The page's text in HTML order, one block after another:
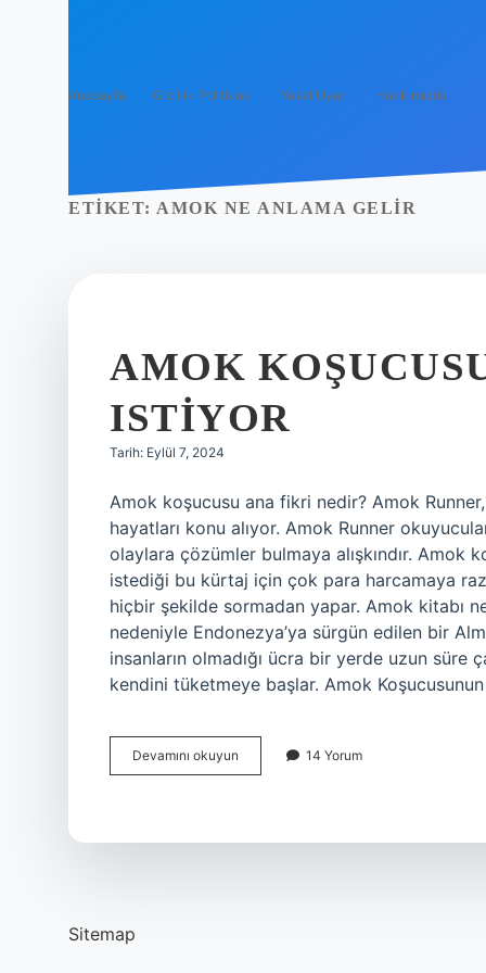
Anasayfa Gizlilik Politikası Yasal Uyarı Hakkımızda
ETIKET: AMOK NE ANLAMA GELIR
AMOK
ISTIYOR
Tarih: Eylül 7, 2024
Amok koşucusu ana fikri nedir? Amok
hayatları konu alıyor. Amok Runner
olaylara çözümler bulmaya alışkındır. Amok
istediği bu kürtaj için çok para harcamaya
hiçbir şekilde sormadan yapar. Amok kitabı
nedeniyle Endonezya’ya sürgün edilen bir
insanların olmadığı ücra bir yerde uzun
kendini tüketmeye başlar. Amok
Devamını okuyun
Koşucusu
14 Yorum
Sitemap